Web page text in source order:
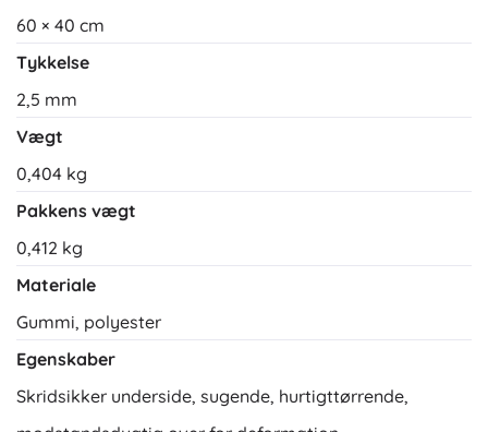
60 × 40 cm
Tykkelse
2,5 mm
Vægt
0,404 kg
Pakkens vægt
0,412 kg
Materiale
Gummi, polyester
Egenskaber
Skridsikker underside, sugende, hurtigttørrende,